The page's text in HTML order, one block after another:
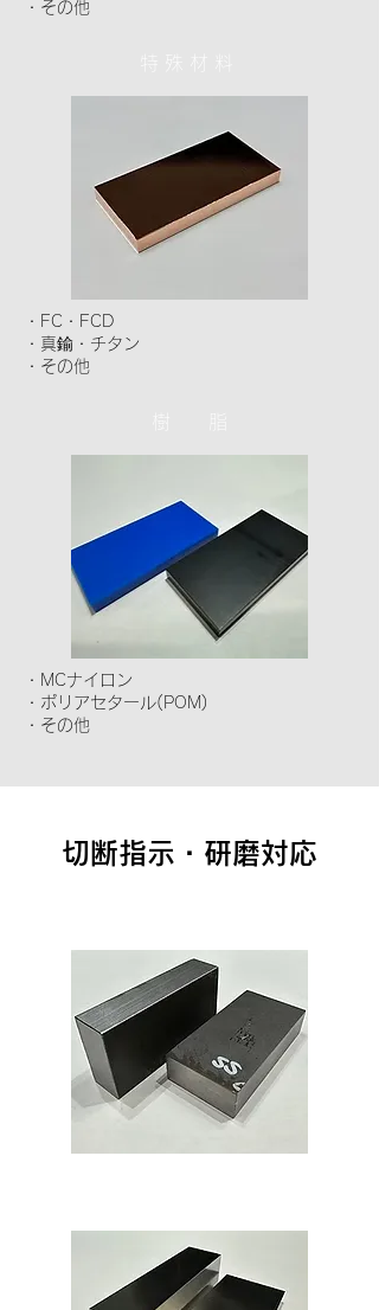
・その他
・FC・FCD
・真鍮・チタン
・その他
・MCナイロン
・ポリアセタール(POM)
・その他
切断指示・研磨対応